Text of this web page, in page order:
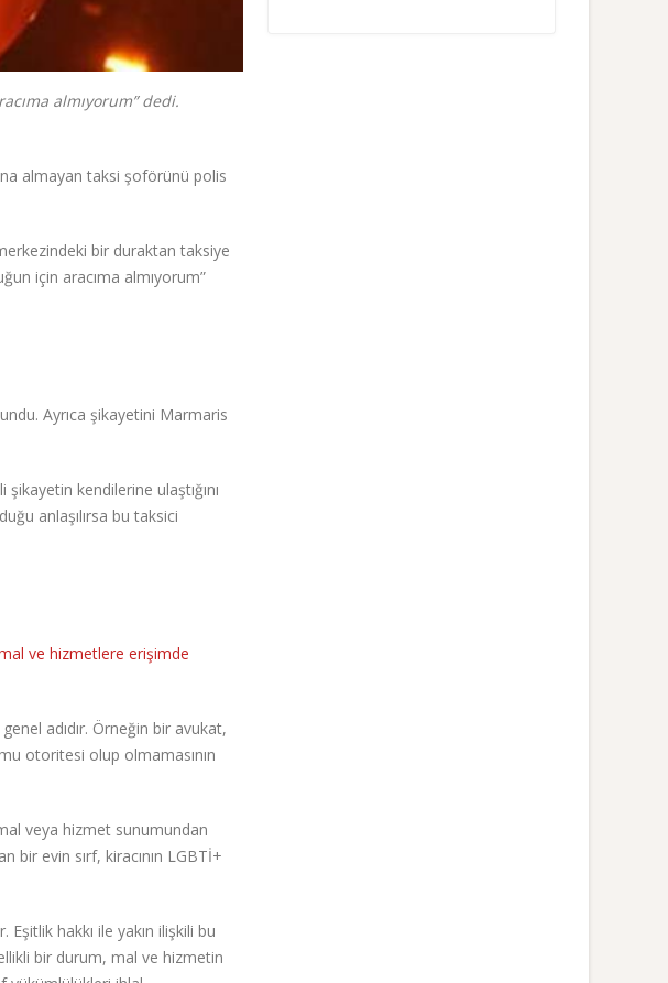
almıyorum” dedi.
almayan taksi şoförünü polis
bir duraktan taksiye
için aracıma almıyorum”
Ayrıca şikayetini Marmaris
kendilerine ulaştığını
anlaşılırsa bu taksici
ve hizmetlere erişimde
adıdır. Örneğin bir avukat,
otoritesi olup olmamasının
veya hizmet sunumundan
bir evin sırf, kiracının LGBTİ+
hakkı ile yakın ilişkili bu
bir durum, mal ve hizmetin